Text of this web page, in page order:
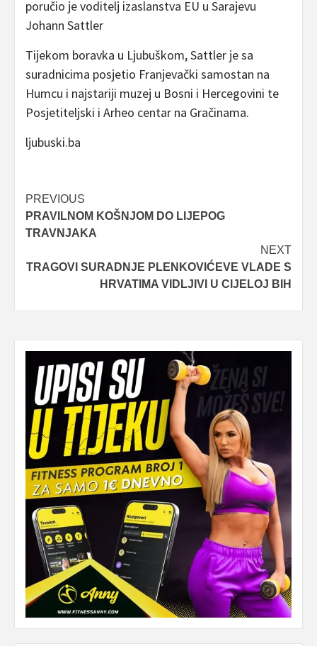
poručio je voditelj izaslanstva EU u Sarajevu
Johann Sattler
Tijekom boravka u Ljubuškom, Sattler je sa
suradnicima posjetio Franjevački samostan na
Humcu i najstariji muzej u Bosni i Hercegovini te
Posjetiteljski i Arheo centar na Gračinama.
ljubuski.ba
Post
navigation
PREVIOUS
PRAVILNOM KOŠNJOM DO LIJEPOG
TRAVNJAKA
NEXT
TRAGOVI SURADNJE PLENKOVIĆEVE VLADE S
HRVATIMA VIDLJIVI U CIJELOJ BIH